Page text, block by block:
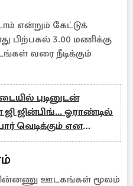
என்றும் கேட்டுக்
3.00 மணிக்கு
வரை நீடிக்கும்
புடினுடன்
ஜின்பிங்... ஓராண்டில்
வெடிக்கும் என
மின்னணு ஊடகங்கள் மூலம்